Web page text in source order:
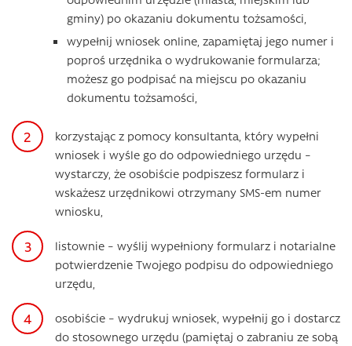
gminy) po okazaniu dokumentu tożsamości,
wypełnij wniosek online, zapamiętaj jego numer i
poproś urzędnika o wydrukowanie formularza;
możesz go podpisać na miejscu po okazaniu
dokumentu tożsamości,
korzystając z pomocy konsultanta, który wypełni
wniosek i wyśle go do odpowiedniego urzędu –
wystarczy, że osobiście podpiszesz formularz i
wskażesz urzędnikowi otrzymany SMS-em numer
wniosku,
listownie – wyślij wypełniony formularz i notarialne
potwierdzenie Twojego podpisu do odpowiedniego
urzędu,
osobiście – wydrukuj wniosek, wypełnij go i dostarcz
do stosownego urzędu (pamiętaj o zabraniu ze sobą